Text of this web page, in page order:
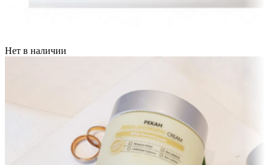
Нет в наличии